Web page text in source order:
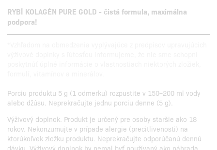
RYBÍ KOLAGÉN PURE GOLD - čistá formula, maximálna
podpora!
Porciu produktu 5 g (1 odmerku) rozpustite v 150–200 ml vody
alebo džúsu. Neprekračujte jednu porciu denne (5 g).
Výživový doplnok. Produkt je určený pre osoby staršie ako 18
rokov. Nekonzumujte v prípade alergie (precitlivenosti) na
ktorúkoľvek zložku produktu. Neprekračujte odporúčanú dennú